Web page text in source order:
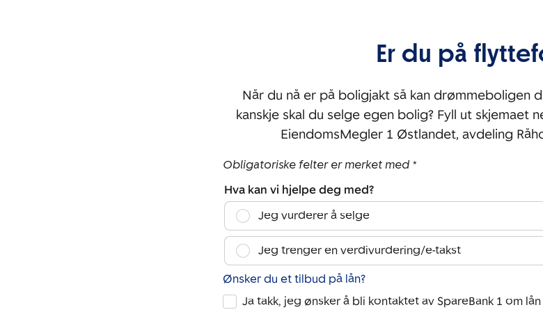
Er du på
Når du nå er på boligjakt så kan drømmeboligen
kanskje skal du selge egen bolig? Fyll ut skjemaet
EiendomsMegler 1 Østlandet, avdeling
Obligatoriske felter er merket med *
Hva kan vi hjelpe deg med?
Jeg vurderer å selge
Jeg trenger en verdivurdering/e-takst
Ønsker du et tilbud på lån?
Ja takk, jeg ønsker å bli kontaktet av SpareBank 1 om lån